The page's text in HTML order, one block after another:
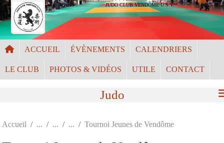
JUDO CLUB VENDÔME U.S.V.
ACCUEIL ÉVÈNEMENTS CALENDRIERS
LE CLUB PHOTOS & VIDÉOS UTILE CONTACT
Judo
Accueil Tournoi Jeunes de Vendôme
Panneau de gestion des cookies